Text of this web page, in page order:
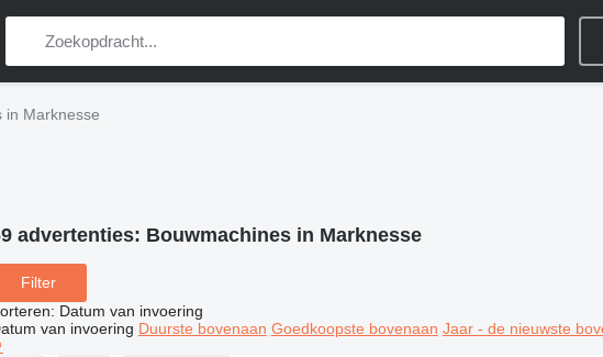
in Marknesse
advertenties: Bouwmachines in Marknesse
Filter
: Datum van invoering
van invoering Duurste bovenaan Goedkoopste bovenaan Jaar - de nieuwste